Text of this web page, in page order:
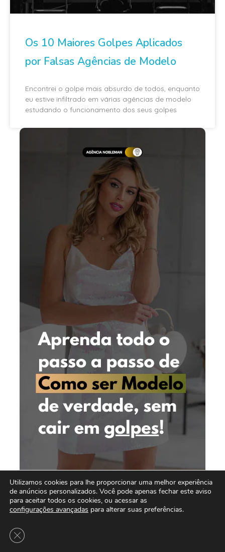
Os 10 Maiores Golpes Aplicados
por Falsas Agências de Modelo
Encontrei o golpe mais absurdo de todos, enquanto
eu estive infiltrado em várias agências de modelo
estudando o funcionamento dos seus golpes
Utilizamos cookies para lhe proporcionar uma melhor experiência
de anúncios personalizados. Você pode apenas fechar este aviso
para aceitar todos os cookies, ou acessar as
configurações avançadas para alterar suas preferências.
Close GDPR Cookie Banner